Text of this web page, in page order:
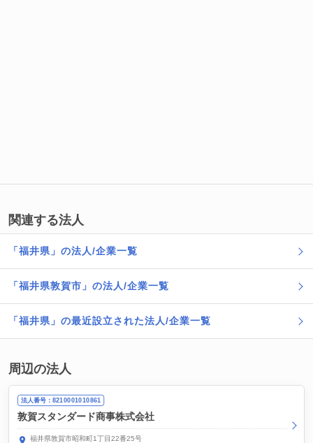
関連する法人
「福井県」の法人/企業一覧
「福井県敦賀市」の法人/企業一覧
「福井県」の最近設立された法人/企業一覧
周辺の法人
法人番号：8210001010861
敦賀スタンダード商事株式会社
福井県敦賀市昭和町1丁目22番25号